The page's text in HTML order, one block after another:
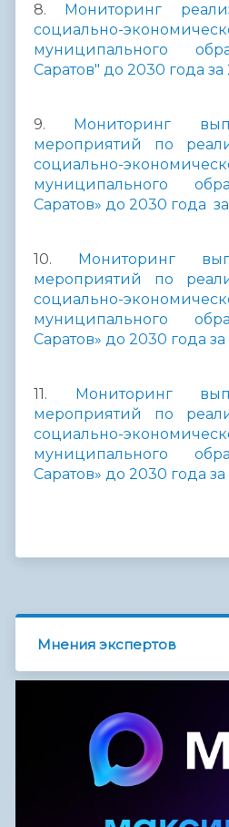
8. Мониторинг
социально-
муниципального
Саратов" до 2030 года за
9. Мониторинг
мероприятий по
социально-
муниципального
Саратов» до 2030 года
10. Мониторинг
мероприятий по
социально-
муниципального
Саратов» до 2030 года
11. Мониторинг
мероприятий по
социально-
муниципального
Саратов» до 2030 года
Мнения экспертов